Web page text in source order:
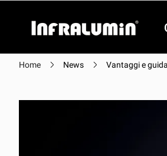
Home News Vantaggi e